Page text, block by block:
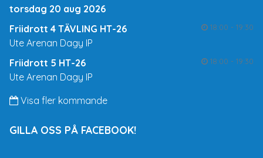
torsdag 20 aug 2026
Friidrott 4 TÄVLING HT-26
18:00 - 19:30
Ute Arenan Dagy IP
Friidrott 5 HT-26
18:00 - 19:30
Ute Arenan Dagy IP
Visa fler kommande
GILLA OSS PÅ FACEBOOK!